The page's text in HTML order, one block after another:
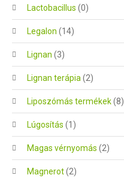
Lactobacillus (0)
Legalon (14)
Lignan (3)
Lignan terápia(2)
Liposzómás termékek(8)
Lúgosítás (1)
Magas vérnyomás (2)
Magnerot(2)